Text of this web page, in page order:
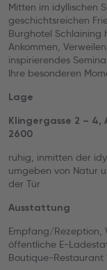
Mitten im idyllischen
geschichtsreichen
Burghotel Schlaining
Ankommen,
inspirierendes
Ihre besonderen
Lage
Klingergasse 2 – 4,
2600
ruhig, inmitten der
umgeben von Natur
der Tür
Ausstattung
Empfang/Rezeption,
öffentliche E-
Boutique-Restaurant